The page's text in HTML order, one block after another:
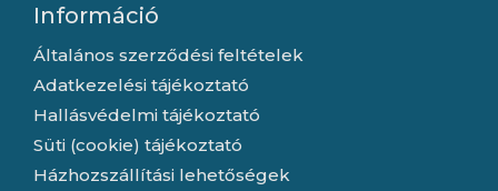
Információ
Általános szerződési feltételek
Adatkezelési tájékoztató
Hallásvédelmi tájékoztató
Süti (cookie) tájékoztató
Házhozszállítási lehetőségek